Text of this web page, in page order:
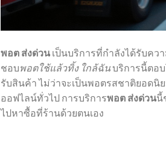
พอต ส่งด่วน เป็นบริการที่กำลังได้รับค
ชอบพอตใช้แล้วทิ้ง ใกล้ฉันบริการนี้ตอ
รับสินค้า ไม่ว่าจะเป็นพอตรสชาติยอดนิ
ออฟไลน์ทั่วไป การบริการพอต ส่งด่วนนี้
ไปหาซื้อที่ร้านด้วยตนเอง